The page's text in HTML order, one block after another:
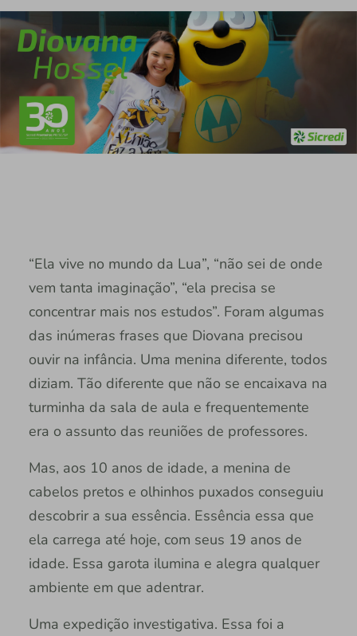
“Ela vive no mundo da Lua”, “não sei de onde
vem tanta imaginação”, “ela precisa se
concentrar mais nos estudos”. Foram algumas
das inúmeras frases que Diovana precisou
ouvir na infância. Uma menina diferente, todos
diziam. Tão diferente que não se encaixava na
turminha da sala de aula e frequentemente
era o assunto das reuniões de professores.
Mas, aos 10 anos de idade, a menina de
cabelos pretos e olhinhos puxados conseguiu
descobrir a sua essência. Essência essa que
ela carrega até hoje, com seus 19 anos de
idade. Essa garota ilumina e alegra qualquer
ambiente em que adentrar.
Uma expedição investigativa. Essa foi a